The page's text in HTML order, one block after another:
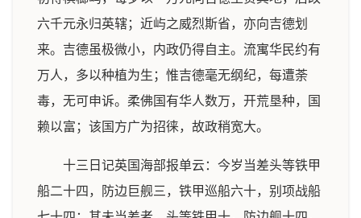
六千元永归英辖；近屿之威烈斯省，亦向吉德划
来。吉德虽极微小，内政仍得自主。流寓华民约有
万人，多以种植为生；惟吉德毫无纲纪，每遭荼
毒，无可申诉。柔佛国有华人数万，开荒垦种，国
赖以富；该国方广为招徕，故政稍宽大。
十三日记英国海部报单云：今岁当差头等铁甲
船二十四，防边巨舰三，铁甲巡船六十，别项战船